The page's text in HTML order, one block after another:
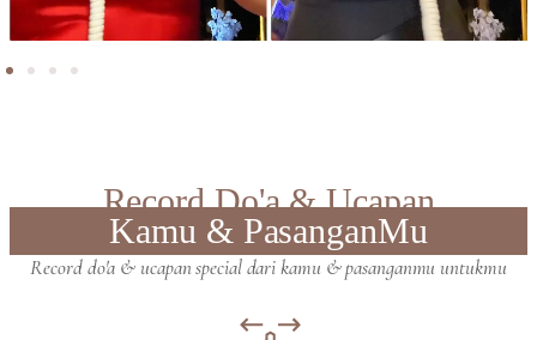
Record Do'a & Ucapan
Kamu & PasanganMu
Record do'a & ucapan special dari kamu & pasanganmu untukmu